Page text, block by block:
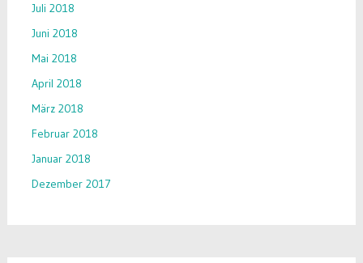
Juli 2018
Juni 2018
Mai 2018
April 2018
März 2018
Februar 2018
Januar 2018
Dezember 2017